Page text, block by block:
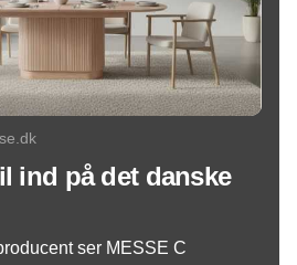
ind på det danske
ser MESSE C